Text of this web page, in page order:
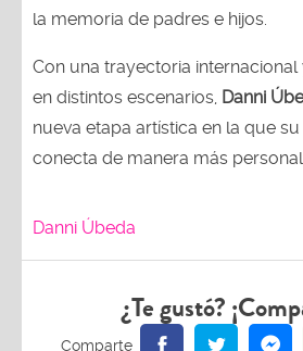
la memoria de padres e hijos.
Con una trayectoria
en distintos escenarios, Danni
nueva etapa artística en la que
conecta de manera más
Danni Úbeda
¿Te gustó?